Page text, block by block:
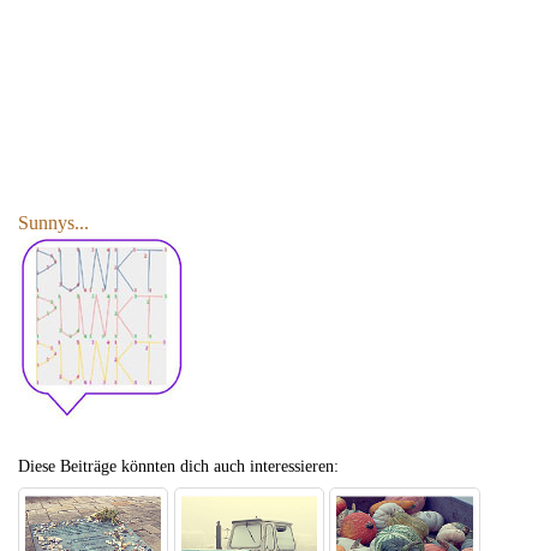
Sunnys...
Diese Beiträge könnten dich auch interessieren: